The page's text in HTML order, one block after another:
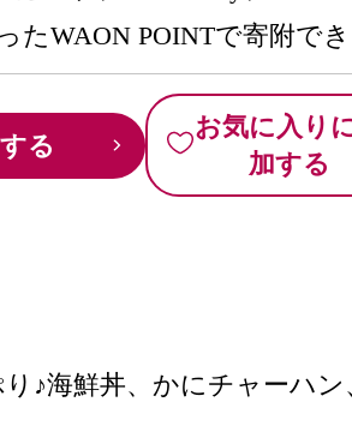
たWAON POINTで寄附でき
る
お気に入り
加する
♪海鮮丼、かにチャーハン